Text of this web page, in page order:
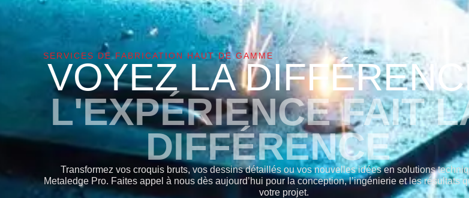
SERVICES DE FABRICATION HAUT DE GAMME
VOYEZ LA
L'EXPÉRIENCE FAIT
DIFFÉRENCE
Transformez vos croquis bruts, vos dessins détaillés ou vos nouvelles idées en solutions
Metaledge Pro. Faites appel à nous dès aujourd’hui pour la conception, l’ingénierie et les résultats
votre projet.